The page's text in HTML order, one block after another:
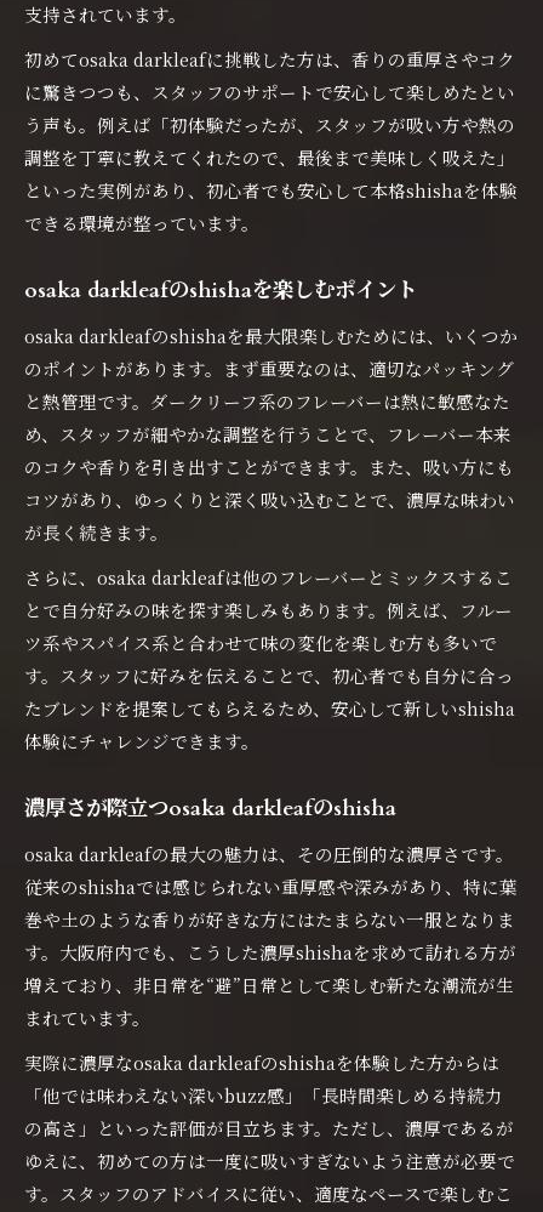
支持されています。
初めてosaka darkleafに挑戦した方は、香りの重厚さやコク
に驚きつつも、スタッフのサポートで安心して楽しめたとい
う声も。例えば「初体験だったが、スタッフが吸い方や熱の
調整を丁寧に教えてくれたので、最後まで美味しく吸えた」
といった実例があり、初心者でも安心して本格shishaを体験
できる環境が整っています。
osaka darkleafのshishaを楽しむポイント
osaka darkleafのshishaを最大限楽しむためには、いくつか
のポイントがあります。まず重要なのは、適切なパッキング
と熱管理です。ダークリーフ系のフレーバーは熱に敏感なた
め、スタッフが細やかな調整を行うことで、フレーバー本来
のコクや香りを引き出すことができます。また、吸い方にも
コツがあり、ゆっくりと深く吸い込むことで、濃厚な味わい
が長く続きます。
さらに、osaka darkleafは他のフレーバーとミックスするこ
とで自分好みの味を探す楽しみもあります。例えば、フルー
ツ系やスパイス系と合わせて味の変化を楽しむ方も多いで
す。スタッフに好みを伝えることで、初心者でも自分に合っ
たブレンドを提案してもらえるため、安心して新しいshisha
体験にチャレンジできます。
濃厚さが際立つosaka darkleafのshisha
osaka darkleafの最大の魅力は、その圧倒的な濃厚さです。
従来のshishaでは感じられない重厚感や深みがあり、特に葉
巻や土のような香りが好きな方にはたまらない一服となりま
す。大阪府内でも、こうした濃厚shishaを求めて訪れる方が
増えており、非日常を“避”日常として楽しむ新たな潮流が生
まれています。
実際に濃厚なosaka darkleafのshishaを体験した方からは
「他では味わえない深いbuzz感」「長時間楽しめる持続力
の高さ」といった評価が目立ちます。ただし、濃厚であるが
ゆえに、初めての方は一度に吸いすぎないよう注意が必要で
す。スタッフのアドバイスに従い、適度なペースで楽しむこ